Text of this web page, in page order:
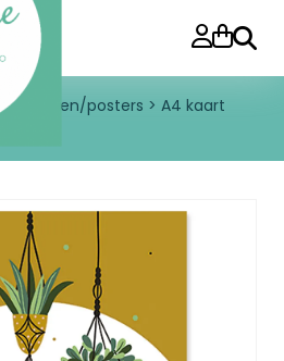
A4 kaarten/posters > A4 kaart